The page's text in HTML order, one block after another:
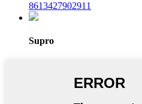
8613427902911
Supro